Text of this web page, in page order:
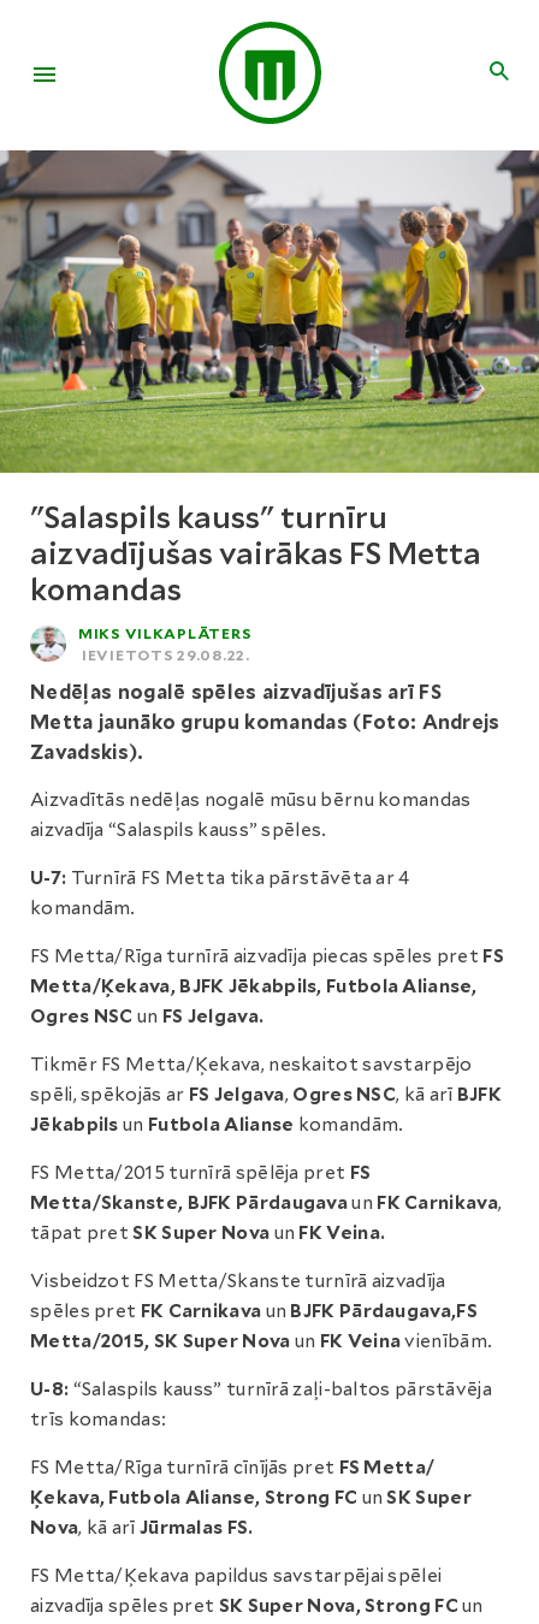
"Salaspils kauss" turnīru
aizvadījušas vairākas FS Metta
komandas
MIKS VILKAPLĀTERS
IEVIETOTS 29.08.22.
Nedēļas nogalē spēles aizvadījušas arī FS
Metta jaunāko grupu komandas (Foto: Andrejs
Zavadskis).
Aizvadītās nedēļas nogalē mūsu bērnu komandas
aizvadīja “Salaspils kauss” spēles.
U-7: Turnīrā FS Metta tika pārstāvēta ar 4
komandām.
FS Metta/Rīga turnīrā aizvadīja piecas spēles pret FS
Metta/Ķekava, BJFK Jēkabpils, Futbola Alianse,
Ogres NSC un FS Jelgava.
Tikmēr FS Metta/Ķekava, neskaitot savstarpējo
spēli, spēkojās ar FS Jelgava, Ogres NSC, kā arī BJFK
Jēkabpils un Futbola Alianse komandām.
FS Metta/2015 turnīrā spēlēja pret FS
Metta/Skanste, BJFK Pārdaugavaun FK Carnikava,
tāpat pretSK Super Nova un FK Veina.
Visbeidzot FS Metta/Skanste turnīrā aizvadīja
spēles pret FK Carnikava un BJFK Pārdaugava,FS
Metta/2015, SK Super Nova un FK Veinavienībām.
U-8: “Salaspils kauss” turnīrā zaļi-baltos pārstāvēja
trīs komandas:
FS Metta/Rīga turnīrā cīnījās pret FS Metta/
Ķekava, Futbola Alianse, Strong FC un SK Super
Nova, kā arī Jūrmalas FS.
FS Metta/Ķekava papildus savstarpējai spēlei
aizvadīja spēles pret SK Super Nova, Strong FC un